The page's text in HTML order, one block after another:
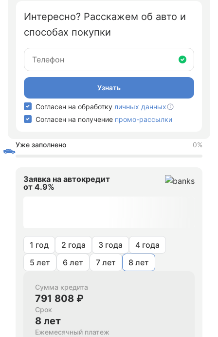
Интересно? Расскажем об авто и
способах покупки
Узнать
Согласен на обработку личных данных
Согласен на получение промо-рассылки
Уже заполнено 0%
Заявка на автокредит
от 4.9%
1 год 2 года 3 года
4 года
5 лет
6 лет 7 лет 8 лет
Сумма кредита
791 808 ₽
Срок
8 лет
Ежемесячный платеж